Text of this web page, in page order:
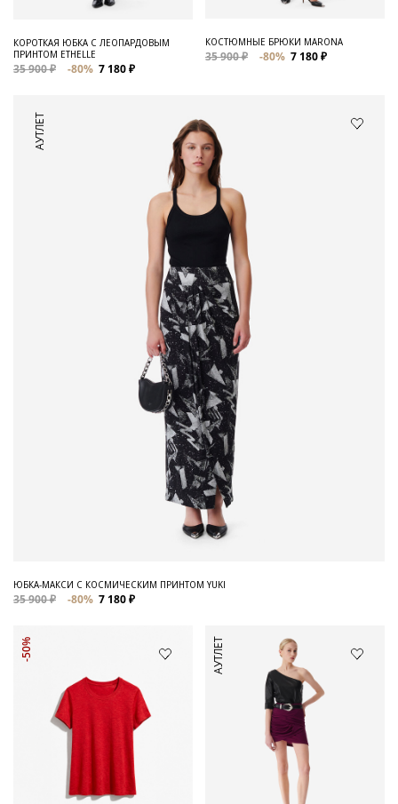
КОРОТКАЯ ЮБКА С ЛЕОПАРДОВЫМ
ПРИНТОМ ETHELLE
35 900 ₽ -80% 7 180 ₽
КОСТЮМНЫЕ БРЮКИ MARONA
35 900 ₽ -80% 7 180 ₽
АУТЛЕТ
ЮБКА-МАКСИ С КОСМИЧЕСКИМ ПРИНТОМ YUKI
35 900 ₽ -80% 7 180 ₽
-50% АУТЛЕТ